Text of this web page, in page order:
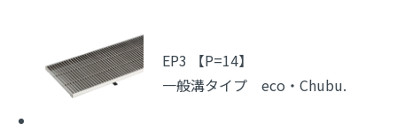
EP3 【P=14】
一般溝タイプ eco・Chubu.